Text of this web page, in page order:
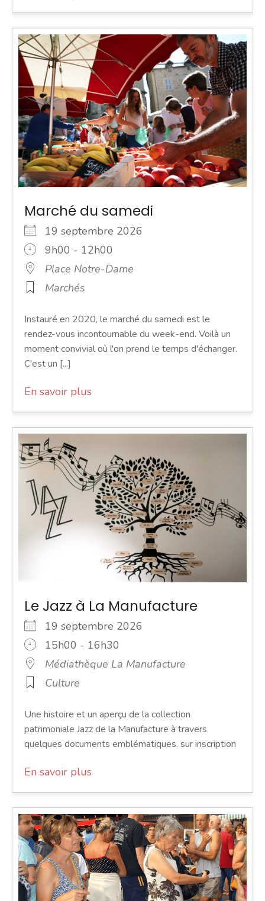
Marché du samedi
19 septembre 2026
9h00 - 12h00
Place Notre-Dame
Marchés
Instauré en 2020, le marché du samedi est le
rendez-vous incontournable du week-end. Voilà un
moment convivial où l'on prend le temps d'échanger.
C'est un [...]
En savoir plus
Le Jazz à La Manufacture
19 septembre 2026
15h00 - 16h30
Médiathèque La Manufacture
Culture
Une histoire et un aperçu de la collection
patrimoniale Jazz de la Manufacture à travers
quelques documents emblématiques. sur inscription
En savoir plus